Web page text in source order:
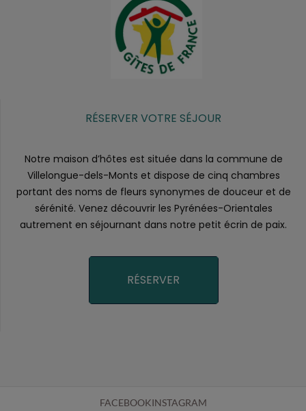
RÉSERVER VOTRE SÉJOUR
Notre maison d’hôtes est située dans la commune de
Villelongue-dels-Monts et dispose de cinq chambres
portant des noms de fleurs synonymes de douceur et de
sérénité. Venez découvrir les Pyrénées-Orientales
autrement en séjournant dans notre petit écrin de paix.
RÉSERVER
FACEBOOKINSTAGRAM